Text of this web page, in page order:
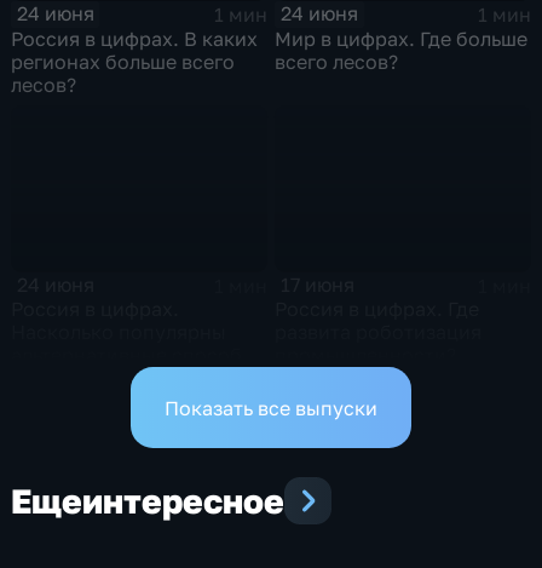
24 июня
1 мин
Россия в цифрах. В каких
регионах больше всего
лесов?
24 июня
1 мин
Мир в цифрах. Где больше
всего лесов?
Показать все выпуски
Ещеинтересное